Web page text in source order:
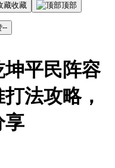
收藏 顶部
--
坤平民阵容
法攻略，
享